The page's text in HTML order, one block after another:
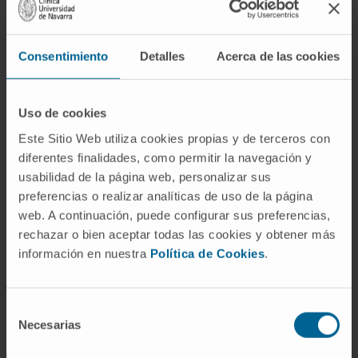
Consentimiento Detalles Acerca de las cookies
Uso de cookies
Este Sitio Web utiliza cookies propias y de terceros con
diferentes finalidades, como permitir la navegación y
usabilidad de la página web, personalizar sus
preferencias o realizar analíticas de uso de la página
web. A continuación, puede configurar sus preferencias,
rechazar o bien aceptar todas las cookies y obtener más
información en nuestra Política de Cookies.
Necesarias
como apoyo académico y clínico.
Ha participado en dos proyectos de
investigación nacionales.
Ha presentado más de 20 ponencias orales
internacionales.
Autora de un capítulo de un libro de la
Asociación Española de Cirujanos, en cuanto
a los Benchmarks en cirugía hepática.
Ha participado en 15 publicaciones
científicas en revistas nacionales e